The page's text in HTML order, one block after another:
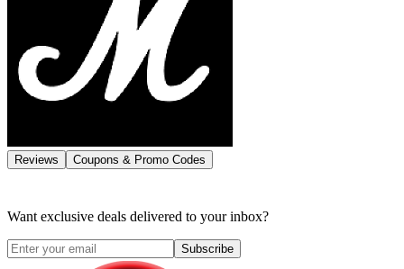
Reviews Coupons & Promo Codes
Want exclusive deals delivered to your inbox?
Subscribe